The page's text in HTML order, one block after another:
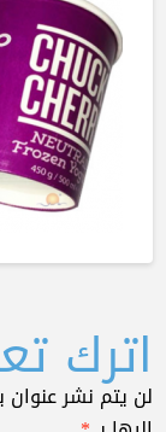
اترك
لن يتم نشر عنوان